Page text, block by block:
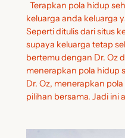
Terapkan pola hidup
keluarga anda keluarga
Seperti ditulis dari situs
supaya keluarga tetap
bertemu dengan Dr. Oz
menerapkan pola hidup
Dr. Oz, menerapkan
pilihan bersama. Jadi ini